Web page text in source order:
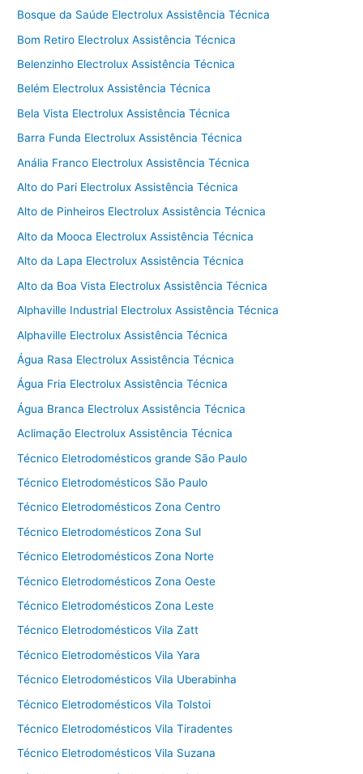
Bosque da Saúde Electrolux Assistência Técnica
Bom Retiro Electrolux Assistência Técnica
Belenzinho Electrolux Assistência Técnica
Belém Electrolux Assistência Técnica
Bela Vista Electrolux Assistência Técnica
Barra Funda Electrolux Assistência Técnica
Anália Franco Electrolux Assistência Técnica
Alto do Pari Electrolux Assistência Técnica
Alto de Pinheiros Electrolux Assistência Técnica
Alto da Mooca Electrolux Assistência Técnica
Alto da Lapa Electrolux Assistência Técnica
Alto da Boa Vista Electrolux Assistência Técnica
Alphaville Industrial Electrolux Assistência Técnica
Alphaville Electrolux Assistência Técnica
Água Rasa Electrolux Assistência Técnica
Água Fria Electrolux Assistência Técnica
Água Branca Electrolux Assistência Técnica
Aclimação Electrolux Assistência Técnica
Técnico Eletrodomésticos grande São Paulo
Técnico Eletrodomésticos São Paulo
Técnico Eletrodomésticos Zona Centro
Técnico Eletrodomésticos Zona Sul
Técnico Eletrodomésticos Zona Norte
Técnico Eletrodomésticos Zona Oeste
Técnico Eletrodomésticos Zona Leste
Técnico Eletrodomésticos Vila Zatt
Técnico Eletrodomésticos Vila Yara
Técnico Eletrodomésticos Vila Uberabinha
Técnico Eletrodomésticos Vila Tolstoi
Técnico Eletrodomésticos Vila Tiradentes
Técnico Eletrodomésticos Vila Suzana